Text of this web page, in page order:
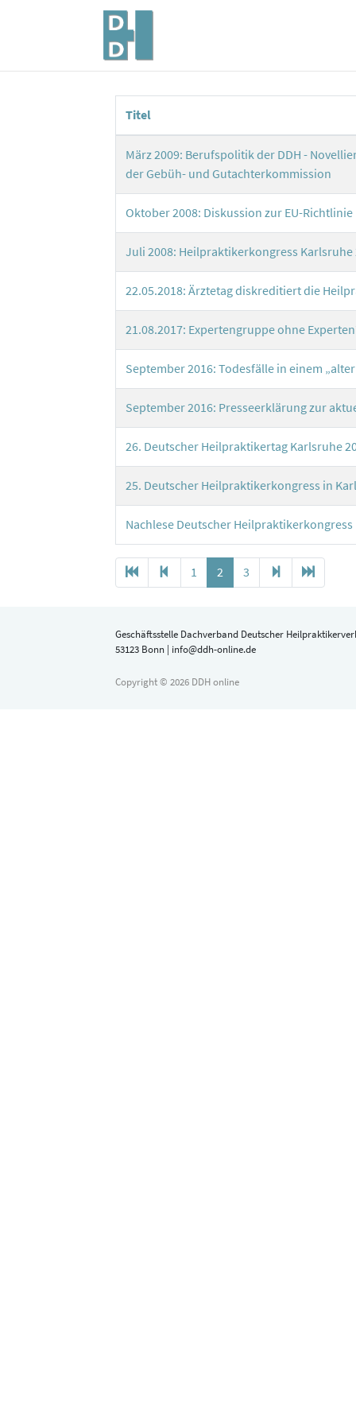
Titel
März 2009: Berufspolitik der DDH -
der Gebüh- und Gutachterkommission
Oktober 2008: Diskussion zur EU-
Juli 2008: Heilpraktikerkongress
22.05.2018: Ärztetag diskreditiert die
21.08.2017: Expertengruppe ohne
September 2016: Todesfälle in einem
September 2016: Presseerklärung zur
26. Deutscher Heilpraktikertag Karlsruhe
25. Deutscher Heilpraktikerkongress in
Nachlese Deutscher
1 2 3
Geschäftsstelle Dachverband Deutscher
53123 Bonn | info@ddh-online.de
Copyright © 2026 DDH online